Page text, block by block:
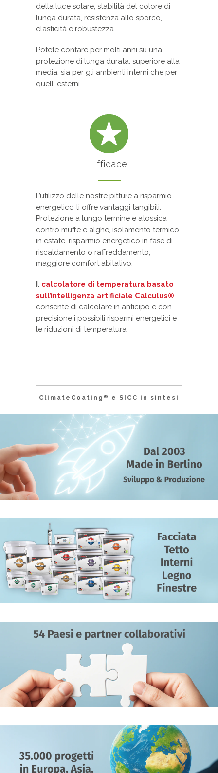
della luce solare, stabilità del colore di
lunga durata, resistenza allo sporco,
elasticità e robustezza.
Potete contare per molti anni su una
protezione di lunga durata, superiore alla
media, sia per gli ambienti interni che per
quelli esterni.
Efficace
L’utilizzo delle nostre pitture a risparmio
energetico ti offre vantaggi tangibili:
Protezione a lungo termine e atossica
contro muffe e alghe, isolamento termico
in estate, risparmio energetico in fase di
riscaldamento o raffreddamento,
maggiore comfort abitativo.
Il calcolatore di temperatura basato
sull’intelligenza artificiale Calculus®
consente di calcolare in anticipo e con
precisione i possibili risparmi energetici e
le riduzioni di temperatura.
ClimateCoating ® e SICC in sintesi